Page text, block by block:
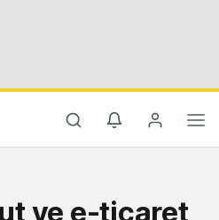
ve e-ticaret